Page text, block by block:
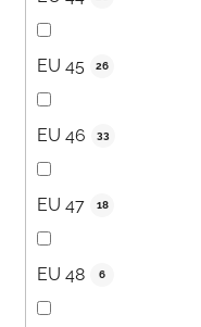
EU 45 26
EU 46 33
EU 47 18
EU 48 6